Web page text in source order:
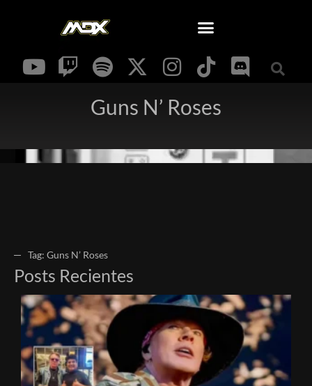
Guns N’ Roses
Tag: Guns N’ Roses
Posts Recientes